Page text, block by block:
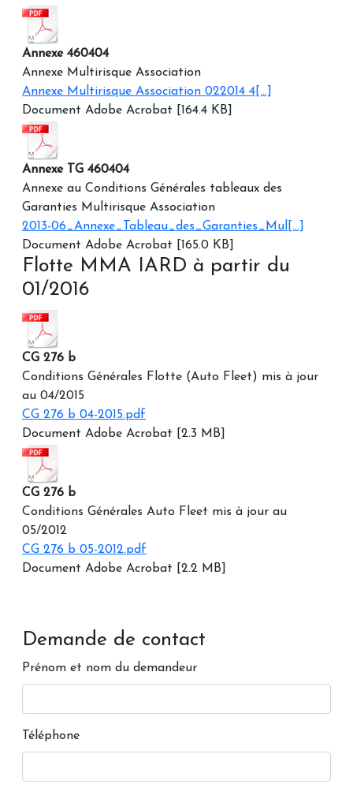
Annexe 460404
Annexe Multirisque Association
Annexe Multirisque Association 022014 4[...]
Document Adobe Acrobat [164.4 KB]
Annexe TG 460404
Annexe au Conditions Générales tableaux des
Garanties Multirisque Association
2013-06_Annexe_Tableau_des_Garanties_Mul[...]
Document Adobe Acrobat [165.0 KB]
Flotte MMA IARD à partir du
01/2016
CG 276 b
Conditions Générales Flotte (Auto Fleet) mis à jour
au 04/2015
CG 276 b 04-2015.pdf
Document Adobe Acrobat [2.3 MB]
CG 276 b
Conditions Générales Auto Fleet mis à jour au
05/2012
CG 276 b 05-2012.pdf
Document Adobe Acrobat [2.2 MB]
Demande de contact
Prénom et nom du demandeur
Téléphone